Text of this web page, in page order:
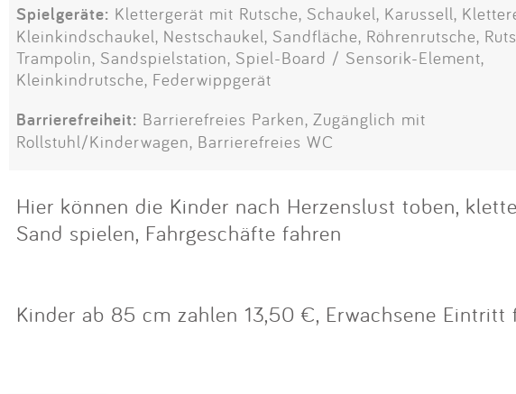
Spielgeräte: Klettergerät mit Rutsche, Schaukel, Karussell,
Kleinkindschaukel, Nestschaukel, Sandfläche, Röhrenrutsche,
Trampolin, Sandspielstation, Spiel-Board / Sensorik-Element,
Kleinkindrutsche, Federwippgerät
Barrierefreiheit: Barrierefreies Parken, Zugänglich mit
Rollstuhl/Kinderwagen, Barrierefreies WC
Hier können die Kinder nach Herzenslust toben,
Sand spielen, Fahrgeschäfte fahren
Kinder ab 85 cm zahlen 13,50 €, Erwachsene Eintritt